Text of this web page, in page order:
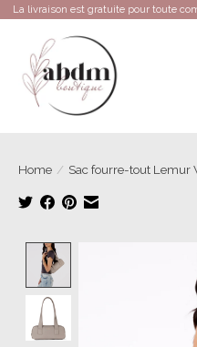
La livraison est gratuite pour toute
Home / Sac fourre-tout Lemur
Product image